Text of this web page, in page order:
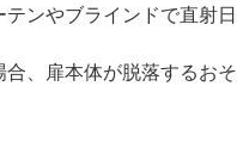
ンやブラインドで直射
、扉本体が脱落するおそ